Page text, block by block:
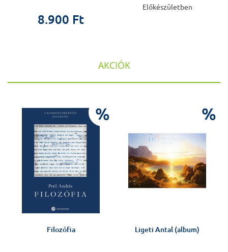
8.900 Ft
Előkészületben
AKCIÓK
%
Filozófia
%
Ligeti Antal (album)